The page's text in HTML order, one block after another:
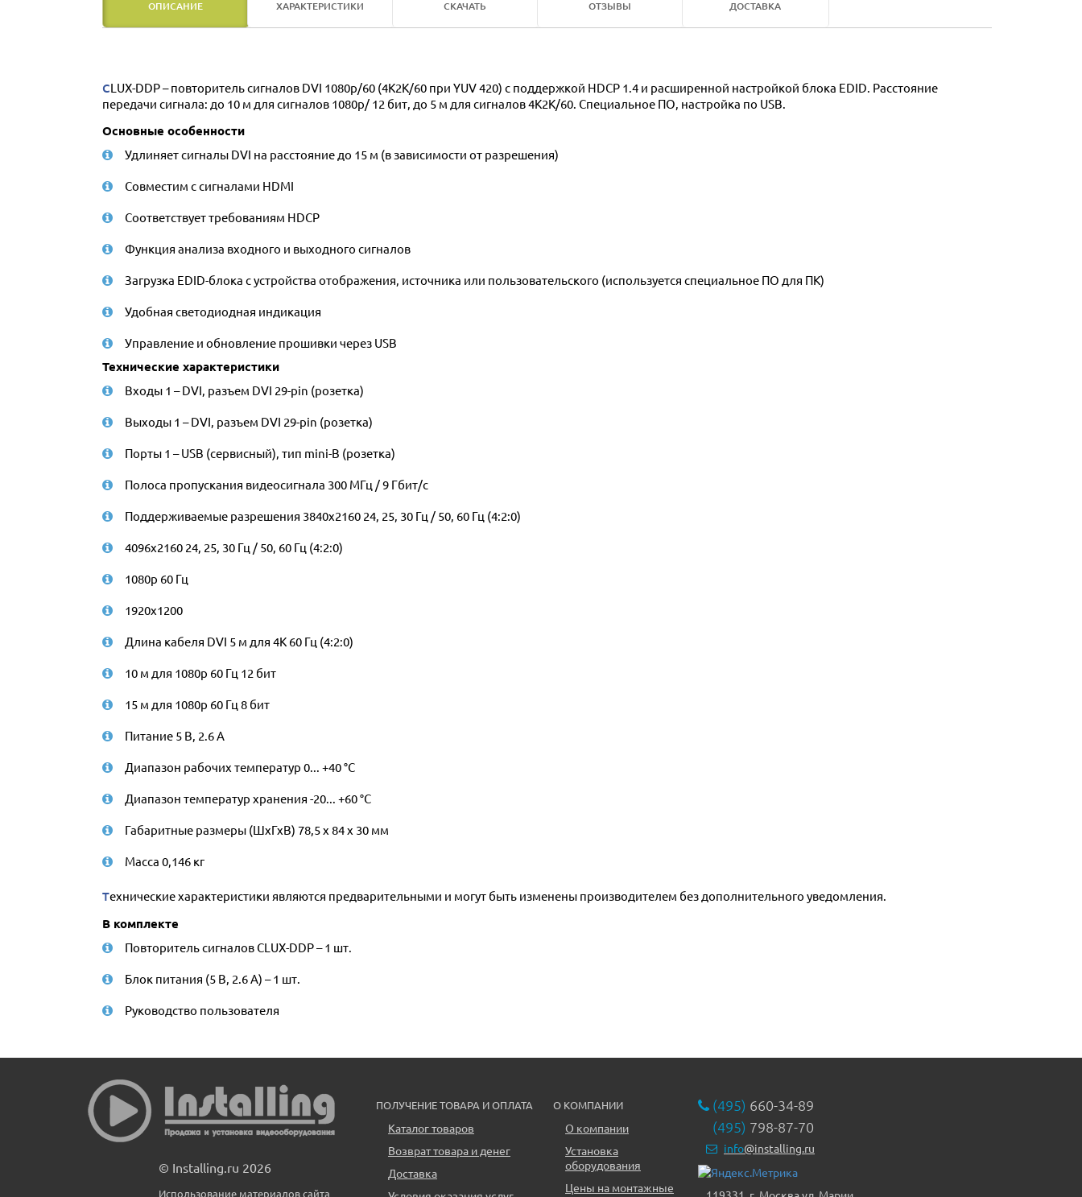
ОПИСАНИЕ ХАРАКТЕРИСТИКИ СКАЧАТЬ ОТЗЫВЫ ДОСТАВКА
CLUX-DDP – повторитель сигналов DVI 1080p/60 (4K2K/60 при YUV 420) c поддержкой HDCP 1.4 и расширенной настройкой блока EDID. Расстояние
передачи сигнала: до 10 м для сигналов 1080p/ 12 бит, до 5 м для сигналов 4K2K/60. Специальное ПО, настройка по USB.
Основные особенности
Удлиняет сигналы DVI на расстояние до 15 м (в зависимости от разрешения)
Совместим с сигналами HDMI
Соответствует требованиям HDCP
Функция анализа входного и выходного сигналов
Загрузка EDID-блока с устройства отображения, источника или пользовательского (используется специальное ПО для ПК)
Удобная светодиодная индикация
Управление и обновление прошивки через USB
Технические характеристики
Входы 1 – DVI, разъем DVI 29-pin (розетка)
Выходы 1 – DVI, разъем DVI 29-pin (розетка)
Порты 1 – USB (сервисный), тип mini-B (розетка)
Полоса пропускания видеосигнала 300 МГц / 9 Гбит/с
Поддерживаемые разрешения 3840x2160 24, 25, 30 Гц / 50, 60 Гц (4:2:0)
4096x2160 24, 25, 30 Гц / 50, 60 Гц (4:2:0)
1080p 60 Гц
1920x1200
Длина кабеля DVI 5 м для 4K 60 Гц (4:2:0)
10 м для 1080p 60 Гц 12 бит
15 м для 1080p 60 Гц 8 бит
Питание 5 В, 2.6 А
Диапазон рабочих температур 0... +40 °С
Диапазон температур хранения -20... +60 °С
Габаритные размеры (ШхГхВ) 78,5 х 84 х 30 мм
Масса 0,146 кг
Технические характеристики являются предварительными и могут быть изменены производителем без дополнительного уведомления.
В комплекте
Повторитель сигналов CLUX-DDP – 1 шт.
Блок питания (5 В, 2.6 А) – 1 шт.
Руководство пользователя
© Installing.ru 2026
Использование материалов сайта
ПОЛУЧЕНИЕ ТОВАРА И ОПЛАТА
Каталог товаров
Возврат товара и денег
Доставка
О КОМПАНИИ
О компании
Установка
оборудования
Цены на монтажные
(495) 660-34-89
(495) 798-87-70
info@installing.ru